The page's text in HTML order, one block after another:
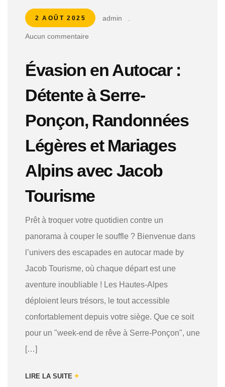
2 AOÛT 2025 admin
Aucun commentaire
Évasion en Autocar :
Détente à Serre-
Ponçon, Randonnées
Légères et Mariages
Alpins avec Jacob
Tourisme
Prêt à troquer votre quotidien contre un
panorama à couper le souffle ? Bienvenue dans
l’univers des escapades en autocar made by
Jacob Tourisme, où chaque départ est une
aventure inoubliable ! Les Hautes-Alpes
déploient leurs trésors, le tout accessible
confortablement depuis votre siège. Que ce soit
pour un "week-end de rêve à Serre-Ponçon", une
[…]
LIRE LA SUITE +